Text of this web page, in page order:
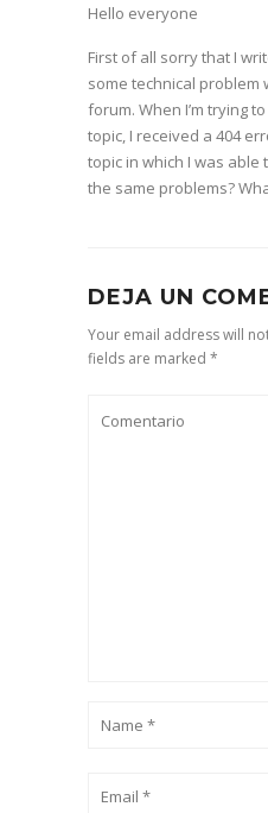
Hello everyone
First of all sorry that I
some technical problem
forum. When I’m trying
topic, I received a 404
topic in which I was able
the same problems?
DEJA UN
Your email address will
fields are marked *